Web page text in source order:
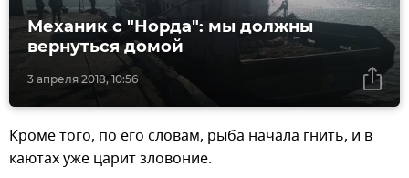
3 апреля 2018, 10:56
Механик с "Норда": мы должны
вернуться домой
Кроме того, по его словам, рыба начала гнить, и в
каютах уже царит зловоние.